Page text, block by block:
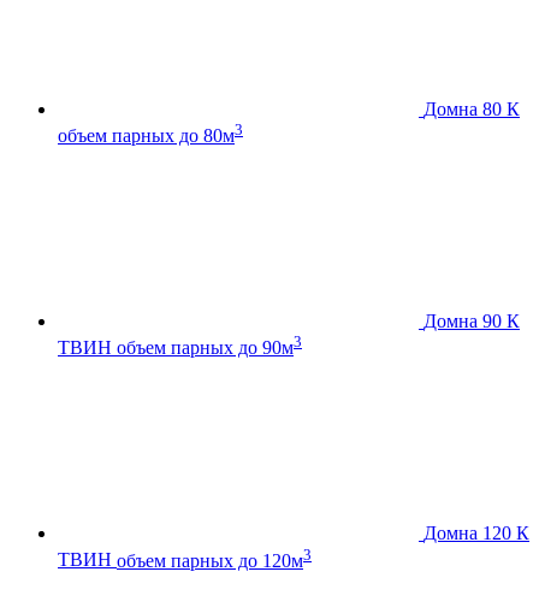
Домна 80 К
объем парных до 80м3
Домна 90 К
ТВИН объем парных до 90м3
Домна 120 К
ТВИН объем парных до 120м3